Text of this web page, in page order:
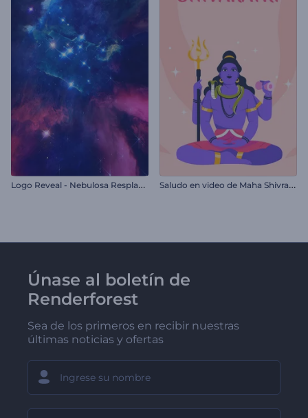
L
ogo Reveal - Nebulosa Resplandeciente S
aludo en video de Maha Shivratri
Únase al boletín de
Renderforest
Sea de los primeros en recibir nuestras
últimas noticias y ofertas